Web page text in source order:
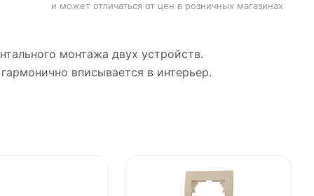
и может отличаться от цен в розничных магазинах
монтажа двух устройств.
вписывается в интерьер.